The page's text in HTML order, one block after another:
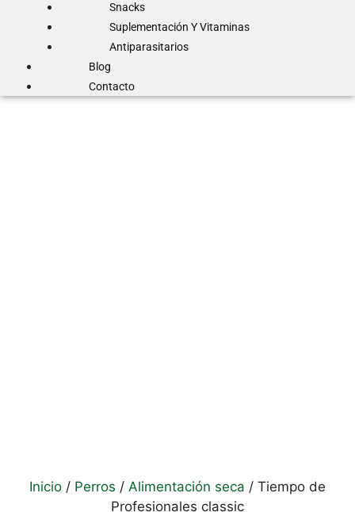
Snacks
Suplementación Y Vitaminas
Antiparasitarios
Blog
Contacto
Inicio / Perros / Alimentación seca / Tiempo de
Profesionales classic